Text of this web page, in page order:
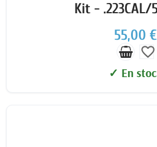
Kit - .223CAL/
55,00 €
favorite_border
✓ En